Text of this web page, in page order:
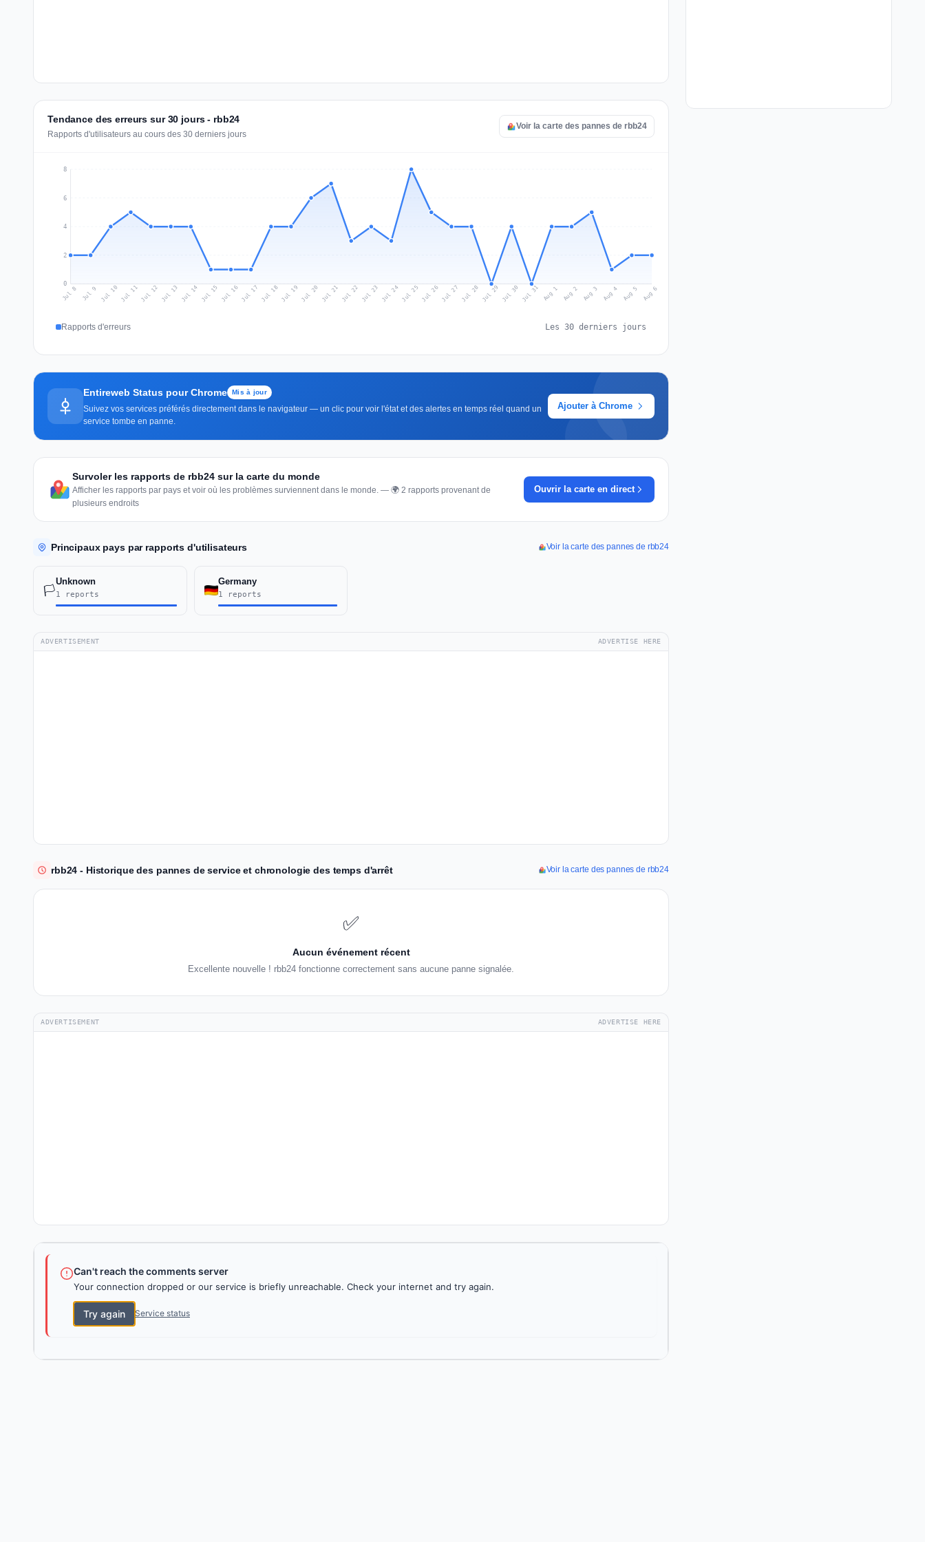
Tendance des erreurs sur 30 jours - rbb24
Rapports d'utilisateurs au cours des 30 derniers jours
Voir la carte des pannes de rbb24
0
2
4
6
8
Jul 8 Jul 9 Jul 10 Jul 11Jul 12 Jul 13 Jul 14 Jul 15 Jul 16Jul 17 Jul 18Jul 19 Jul 20 Jul 21 Jul 22 Jul 23 Jul 24Jul 25 Jul 26Jul 27 Jul 28 Jul 29 Jul 30 Jul 31 Aug 1 Aug 2 Aug 3 Aug 4 Aug 5 Aug 6
Rapports d'erreurs Les 30 derniers jours
Entireweb Status pour Chrome Mis à jour
Suivez vos services préférés directement dans le navigateur — un clic pour voir l'état et des alertes en temps réel quand un
service tombe en panne.
Ajouter à Chrome
Survoler les rapports de rbb24 sur la carte du monde
Afficher les rapports par pays et voir où les problèmes surviennent dans le monde. — 🌍 2 rapports provenant de
plusieurs endroits
Ouvrir la carte en direct
Principaux pays par rapports d'utilisateurs Voir la carte des pannes de rbb24
🏳️
Unknown
1 reports
Germany
1 reports
ADVERTISEMENT ADVERTISE HERE
rbb24 - Historique des pannes de service et chronologie des temps d'arrêt Voir la carte des pannes de rbb24
✅
Aucun événement récent
Excellente nouvelle ! rbb24 fonctionne correctement sans aucune panne signalée.
ADVERTISEMENT ADVERTISE HERE
Can't reach the comments server
Your connection dropped or our service is briefly unreachable. Check your internet and try again.
Try again Service status